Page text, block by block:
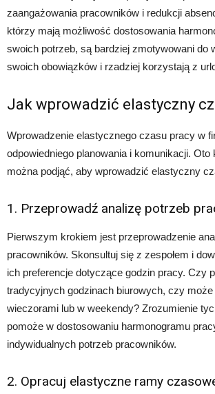
zaangażowania pracowników i redukcji
którzy mają możliwość dostosowania
swoich potrzeb, są bardziej zmotywowani do
swoich obowiązków i rzadziej korzystają z
Jak wprowadzić elastyczny
Wprowadzenie elastycznego czasu pracy w
odpowiedniego planowania i komunikacji. Oto
można podjąć, aby wprowadzić elastyczny
1. Przeprowadź analizę potrzeb
Pierwszym krokiem jest przeprowadzenie
pracowników. Skonsultuj się z zespołem i
ich preferencje dotyczące godzin pracy. Czy
tradycyjnych godzinach biurowych, czy
wieczorami lub w weekendy? Zrozumienie
pomoże w dostosowaniu harmonogramu
indywidualnych potrzeb pracowników.
2. Opracuj elastyczne ramy